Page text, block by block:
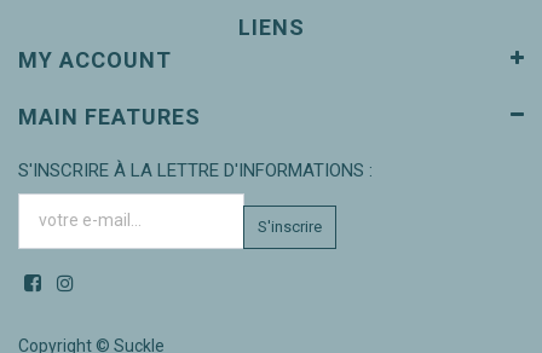
LIENS
MY ACCOUNT
MAIN FEATURES
S'INSCRIRE À LA LETTRE D'INFORMATIONS :
S'inscrire
Copyright © Suckle